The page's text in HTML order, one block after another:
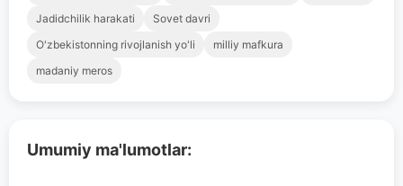
Umumiy ma'lumotlar:
Jadidchilik harakati
Sovet davri
O'zbekistonning rivojlanish yo'li
milliy mafkura
madaniy meros